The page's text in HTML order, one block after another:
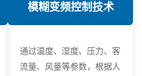
模糊变频控制技术
通过温度、湿度、压力、客
流量、风量等参数，根据人